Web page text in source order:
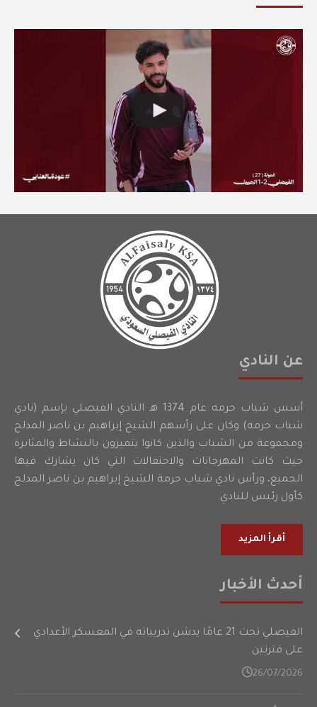
عن النادي
أسس شباب حرمه عام 1374 هـ النادي الفيصلي بإسم (نادي
شباب حرمه) وكان على رأسهم الشيخ إبراهيم بن ناصر المدلج
ومجموعة من الشباب والذين كانوا يتميزون بالنشاط والمثابرة
حيث كانت المهرجانات والاحتفالات التي كان يشارك فيها
الجميع، ورأس نادي شباب حرمة الشيخ إبراهيم بن ناصر المدلج
كأول رئيس للنادي.
أقرأ المزيد
أحدث الأخبار
الفيصلي تحت 21 عامًا يدشن تدريباته في المعسكر الأعدادي
على فترتين
26/07/2026